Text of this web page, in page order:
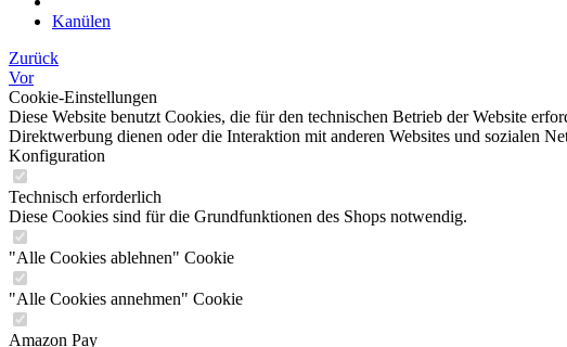
Kanülen
Zurück
Vor
Cookie-Einstellungen
Diese Website benutzt Cookies, die für den technischen Betrieb der Website
Direktwerbung dienen oder die Interaktion mit anderen Websites und sozialen
Konfiguration
Technisch erforderlich
Diese Cookies sind für die Grundfunktionen des Shops notwendig.
"Alle Cookies ablehnen" Cookie
"Alle Cookies annehmen" Cookie
Amazon Pay